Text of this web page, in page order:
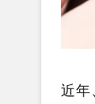
近年